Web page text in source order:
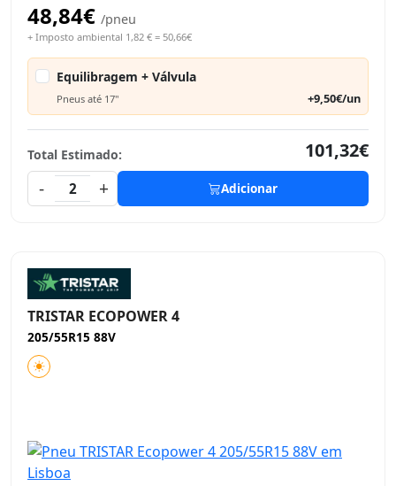
48,84€ /pneu
+ Imposto ambiental 1,82 € = 50,66€
Equilibragem + Válvula
Pneus até 17" +9,50€/un
Total Estimado:
101,32€
-
2 + Adicionar
TRISTAR ECOPOWER 4
205/55R15 88V